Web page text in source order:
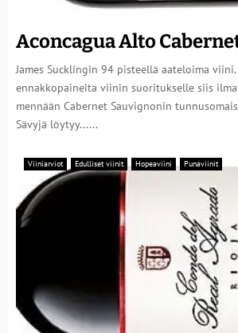
Aconcagua Alto
James Sucklingin 94 pisteellä aateloima
ennakkopaineita viinin suoritukselle siis
mennään Cabernet Sauvignonin
Sävyjä löytyy......
Viiniarviot Edulliset viinit Hopeaviini Punaviinit